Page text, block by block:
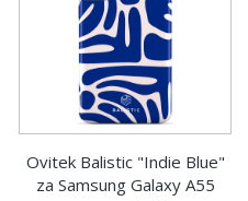
Ovitek Balistic "Indie Blue"
za Samsung Galaxy A55